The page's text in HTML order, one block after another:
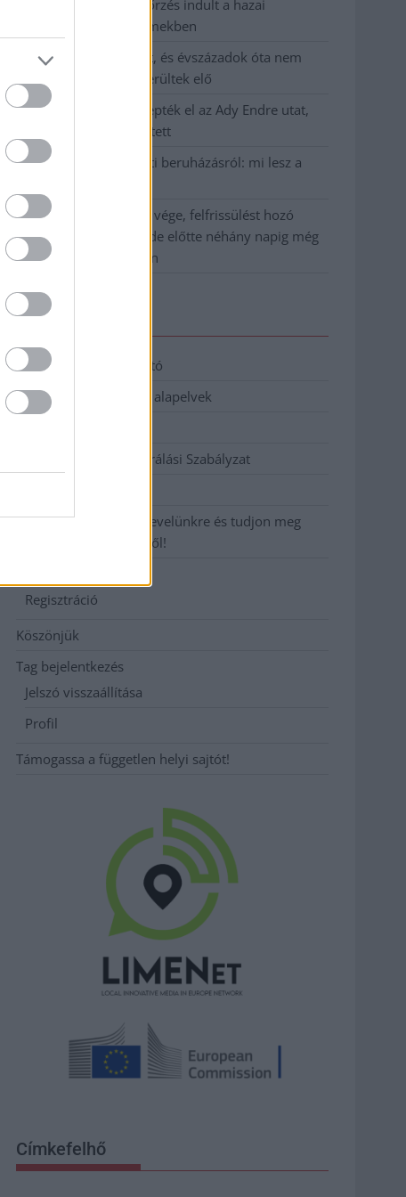
Átfogó országos ellenőrzés indult a hazai
akkumulátoripari üzemekben
A Tisza visszahúzódott, és évszázadok óta nem
látott maradványok kerültek elő
Mentők és rendőrök lepték el az Ady Endre utat,
egy kerékpáros is érintett
Parázs vita a Fiumei úti beruházásról: mi lesz a
Végre látszik az alagút vége, felfrissülést hozó
hidegfront közeledik, de előtte néhány napig még
pokoli rekordhőség jön
Elérhetőség
Adatkezelési tájékoztató
Etikai és függetlenségi alapelvek
Hozzászólási és Moderálási Szabályzat
Iratkozzon fel heti hírlevelünkre és tudjon meg
még többet megyénkről!
Regisztráció
Köszönjük
Tag bejelentkezés
Jelszó visszaállítása
Profil
Támogassa a független helyi sajtót!
Címkefelhő